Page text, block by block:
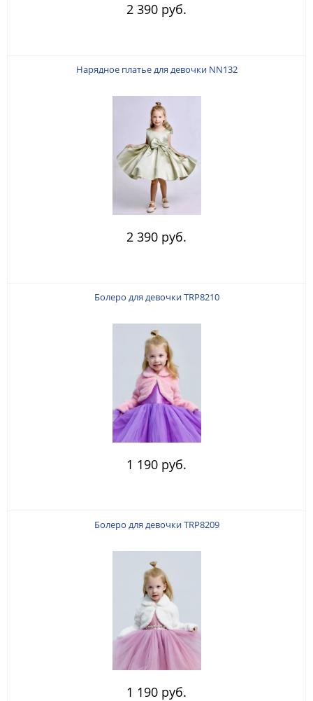
2 390 руб.
Нарядное платье для девочки NN132
2 390 руб.
Болеро для девочки TRP8210
1 190 руб.
Болеро для девочки TRP8209
1 190 руб.